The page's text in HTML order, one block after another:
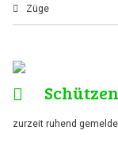
Züge
zurzeit ruhend